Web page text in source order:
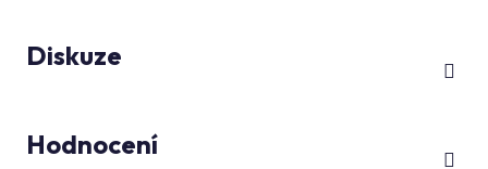
Diskuze
Hodnocení